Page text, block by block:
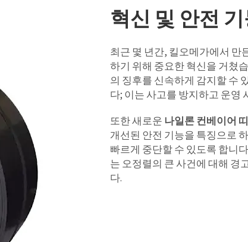
혁신 및 안전
최근 몇 년간, 킬오메가에서 만
하기 위해 중요한 혁신을 거쳤
의 징후를 신속하게 감지할 수
다; 이는 사고를 방지하고 운영
또한 새로운 나일론 컨베이어 띠
개선된 안전 기능을 특징으로
빠르게 중단할 수 있도록 합니
는 오정렬의 큰 사건에 대해 경
다.